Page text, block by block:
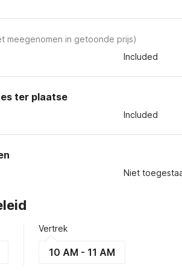
meegenomen in getoonde prijs)
Included
ter plaatse
Included
Niet
Vertrek
10 AM - 11 AM